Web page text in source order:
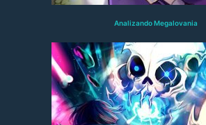
Analizando Megalovania